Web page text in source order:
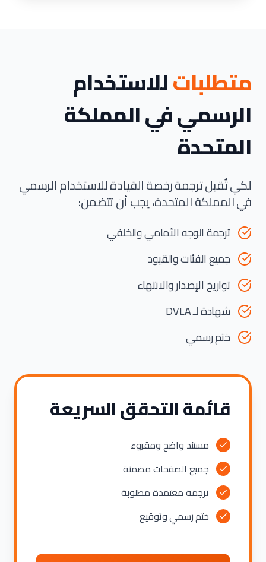
متطلباتللاستخدام
الرسمي في المملكة
المتحدة
لكي تُقبل ترجمة رخصة القيادة للاستخدام الرسمي
في المملكة المتحدة، يجب أن تتضمن:
ترجمة الوجه الأمامي والخلفي
جميع الفئات والقيود
تواريخ الإصدار والانتهاء
شهادة لـ DVLA
ختم رسمي
قائمة التحقق السريعة
مستند واضح ومقروء
جميع الصفحات مضمنة
ترجمة معتمدة مطلوبة
ختم رسمي وتوقيع